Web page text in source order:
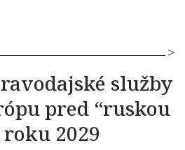
služby
pred “ruskou
2029